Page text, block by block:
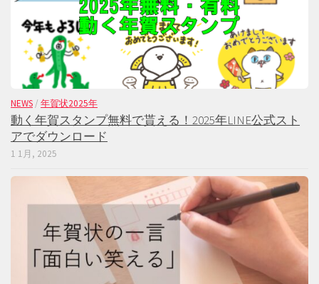
NEWS / 年賀状2025年
動く年賀スタンプ無料で貰える！2025年LINE公式スト
アでダウンロード
1 1月, 2025